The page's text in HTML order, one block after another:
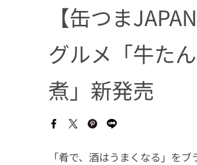
【缶つま
グルメ「牛た
煮」新発売
「肴で、酒はうまくなる」を